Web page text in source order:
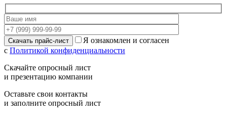
Я ознакомлен и согласен
с Политикой конфиденциальности
Скачайте опросный лист
и презентацию компании
Оставьте свои контакты
и заполните опросный лист